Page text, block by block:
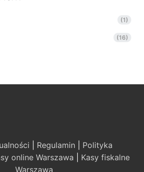
(1)
(16)
Regulamin
Polityka
online Warszawa
Kasy fiskalne
Warszawa